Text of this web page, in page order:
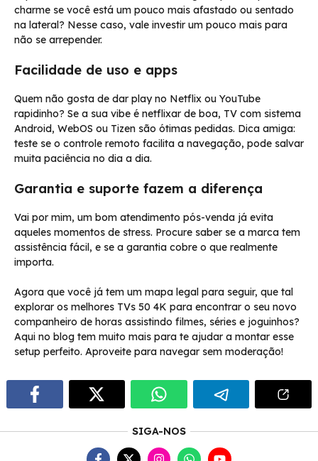
charme se você está um pouco mais afastado ou sentado
na lateral? Nesse caso, vale investir um pouco mais para
não se arrepender.
Facilidade de uso e apps
Quem não gosta de dar play no Netflix ou YouTube
rapidinho? Se a sua vibe é netflixar de boa, TV com sistema
Android, WebOS ou Tizen são ótimas pedidas. Dica amiga:
teste se o controle remoto facilita a navegação, pode salvar
muita paciência no dia a dia.
Garantia e suporte fazem a diferença
Vai por mim, um bom atendimento pós-venda já evita
aqueles momentos de stress. Procure saber se a marca tem
assistência fácil, e se a garantia cobre o que realmente
importa.
Agora que você já tem um mapa legal para seguir, que tal
explorar os melhores TVs 50 4K para encontrar o seu novo
companheiro de horas assistindo filmes, séries e joguinhos?
Aqui no blog tem muito mais para te ajudar a montar esse
setup perfeito. Aproveite para navegar sem moderação!
SIGA-NOS